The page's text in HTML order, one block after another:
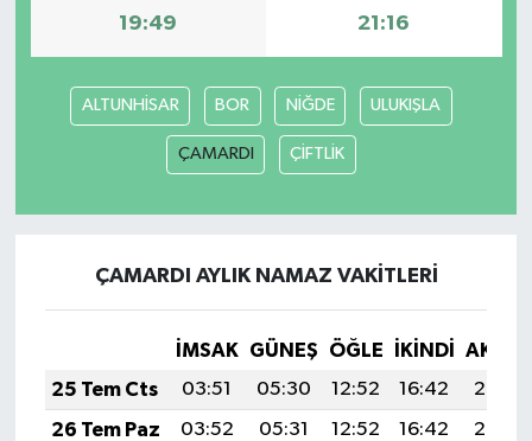
19:49 21:16
ALTUNHİSAR BOR NİĞDE ULUKIŞLA
ÇAMARDI ÇİFTLİK
ÇAMARDI AYLIK NAMAZ VAKITLERI
İMSAK GÜNEŞ ÖĞLE İKINDI
25 Tem Cts
03:51 05:30 12:52 16:42
20:03
26 Tem Paz
03:52 05:31 12:52 16:42
20:02